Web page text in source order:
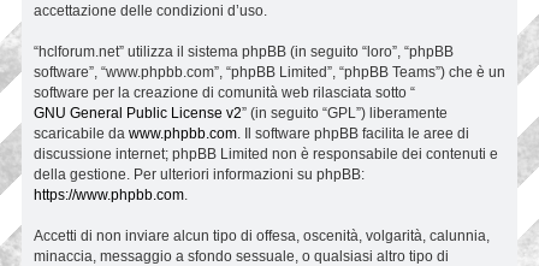
accettazione delle condizioni d’uso.
“hclforum.net” utilizza il sistema phpBB (in seguito “loro”, “phpBB
software”, “www.phpbb.com”, “phpBB Limited”, “phpBB Teams”) che è un
software per la creazione di comunità web rilasciata sotto “
GNU General Public License v2” (in seguito “GPL”) liberamente
scaricabile da www.phpbb.com . Il software phpBB facilita le aree di
discussione internet; phpBB Limited non è responsabile dei contenuti e
della gestione. Per ulteriori informazioni su phpBB:
https://www.phpbb.com
Accetti di non inviare alcun tipo di offesa, oscenità, volgarità, calunnia,
minaccia, messaggio a sfondo sessuale, o qualsiasi altro tipo di